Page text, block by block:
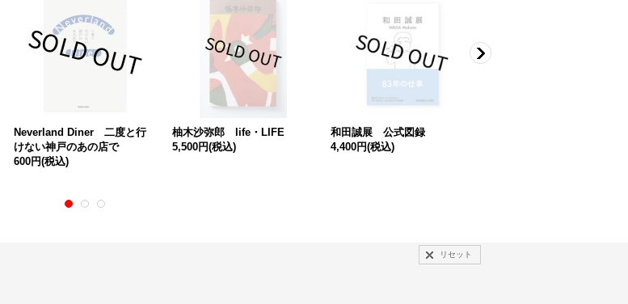
Neverland Diner 二度と行
けない神戸のあの店で
600円(税込)
柚木沙弥郎 life・LIFE
5,500円(税込)
和田誠展 公式図録
4,400円(税込)
リセット